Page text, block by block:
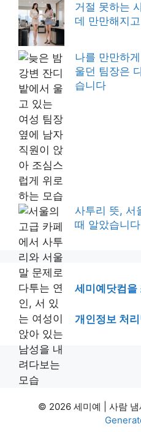
거절 못하는
데 만만해지
나를 만만하
울던 팀장은
습니다
사투리 뜻, 서
때 알았습니다
세미예닷컴을
개인정보 처
© 2026 세미예 | 사람 냄